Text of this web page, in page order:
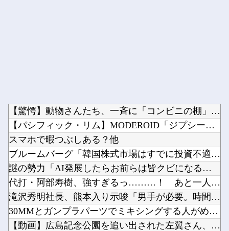
【驚愕】動物さんたち、一斉に「コンビニの棚」に興味を示し始め...
【パシフィック・リム】MODEROID「ジプシー・デンジャー...
スマホで暇つぶしある？他
ブルームバーグ「韓国株式市場はすでに投資不適格となった」→韓...
謎の勢力「AI発展したらお前らは皆クビになるわ」→未だかつて...
代打・阿部寿樹、強すぎるっ………！ あと一人から華麗な逆転タ...
滝沢秀明社長、熊本入り示唆「男手が必要。時間を見つけて行きた...
30MMとガンプラパーツでミキシングする人がめっきり減って寂...
【動画】広島記念公園を追い出された左翼さん、流石にキモすぎて...